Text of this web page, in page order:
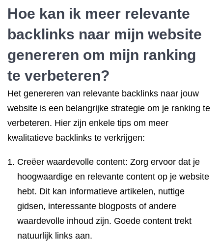
Hoe kan ik meer relevante
backlinks naar mijn website
genereren om mijn ranking
te verbeteren?
Het genereren van relevante backlinks naar jouw
website is een belangrijke strategie om je ranking te
verbeteren. Hier zijn enkele tips om meer
kwalitatieve backlinks te verkrijgen:
Creëer waardevolle content: Zorg ervoor dat je
hoogwaardige en relevante content op je website
hebt. Dit kan informatieve artikelen, nuttige
gidsen, interessante blogposts of andere
waardevolle inhoud zijn. Goede content trekt
natuurlijk links aan.